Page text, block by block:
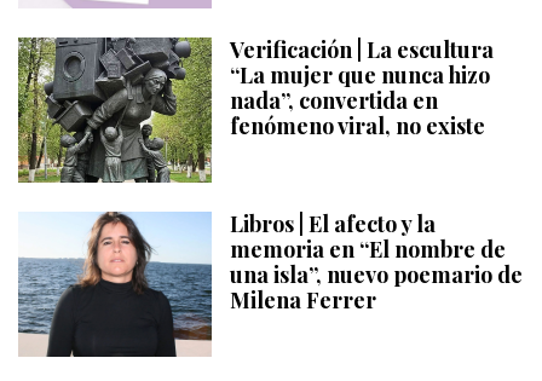
Verificación | La escultura
“La mujer que nunca hizo
nada”, convertida en
fenómeno viral, no existe
Libros | El afecto y la
memoria en “El nombre de
una isla”, nuevo poemario de
Milena Ferrer